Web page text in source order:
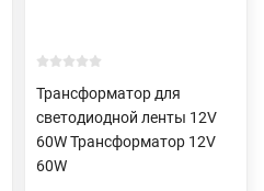
Трансформатор для
светодиодной ленты 12V
60W Трансформатор 12V
60W